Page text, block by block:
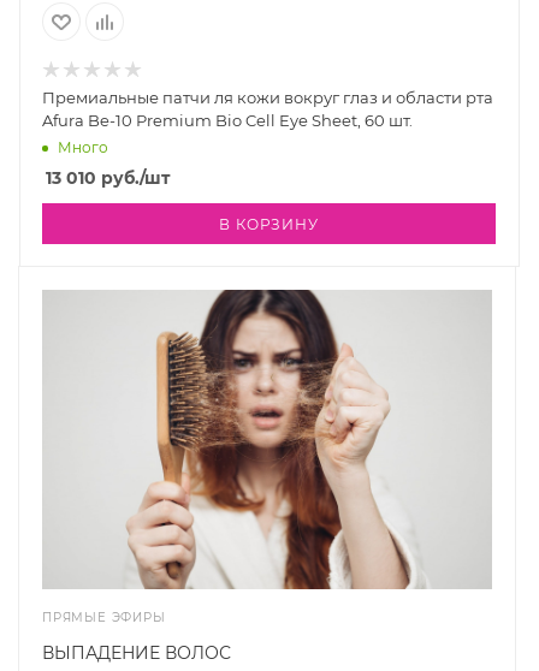
Премиальные патчи ля кожи вокруг глаз и области рта
Afura Be-10 Premium Bio Cell Eye Sheet, 60 шт.
Много
13 010 руб./шт
В КОРЗИНУ
ПРЯМЫЕ ЭФИРЫ
ВЫПАДЕНИЕ ВОЛОС